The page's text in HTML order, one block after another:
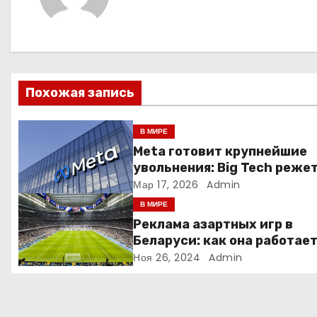
ц
и
п
о
з
а
Похожая запись
В МИРЕ
Meta готовит крупнейшие
увольнения: Big Tech режет
людей ради искусственного
интеллекта
Мар 17, 2026 Admin
В МИРЕ
Реклама азартных игр в
Беларуси: как она работает
Ноя 26, 2024 Admin